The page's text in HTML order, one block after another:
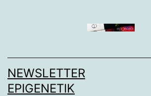
NEWSLETTER
EPIGENETIK